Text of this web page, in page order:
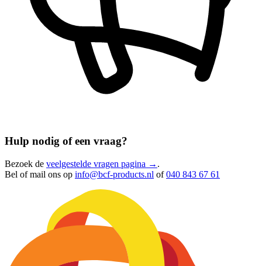
Hulp nodig of een vraag?
Bezoek de veelgestelde vragen pagina → .
Bel of mail ons op info@bcf-products.nl of040 843 67 61